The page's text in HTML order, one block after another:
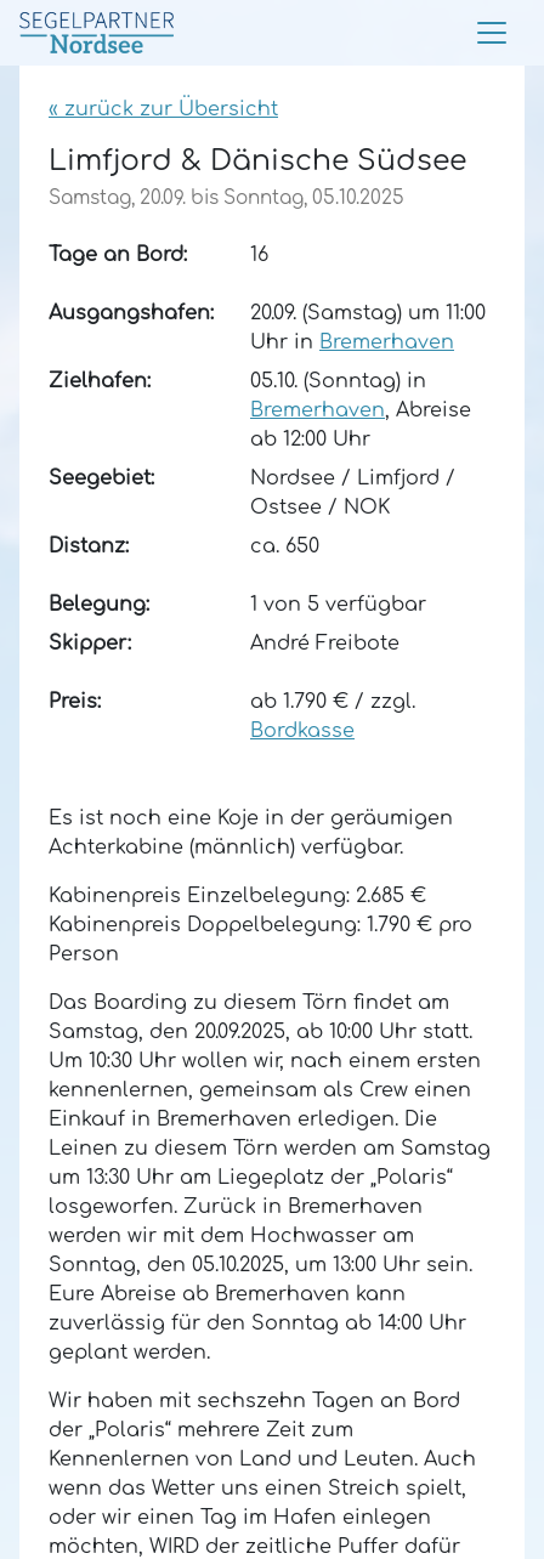
« zurück zur Übersicht
Limfjord & Dänische Südsee
Samstag, 20.09. bis Sonntag, 05.10.2025
Tage an Bord: 16
Ausgangshafen:
20.09. (Samstag) um 11:00
Uhr in Bremerhaven
Zielhafen:
05.10. (Sonntag) in
Bremerhaven, Abreise
ab 12:00 Uhr
Seegebiet:
Nordsee / Limfjord /
Ostsee / NOK
Distanz:
ca. 650
Belegung:
1 von 5 verfügbar
Skipper:
André Freibote
Preis: ab 1.790 € / zzgl.
Bordkasse
Es ist noch eine Koje in der geräumigen
Achterkabine (männlich) verfügbar.
Kabinenpreis Einzelbelegung: 2.685 €
Kabinenpreis Doppelbelegung: 1.790 € pro
Person
Das Boarding zu diesem Törn findet am
Samstag, den 20.09.2025, ab 10:00 Uhr statt.
Um 10:30 Uhr wollen wir, nach einem ersten
kennenlernen, gemeinsam als Crew einen
Einkauf in Bremerhaven erledigen. Die
Leinen zu diesem Törn werden am Samstag
um 13:30 Uhr am Liegeplatz der „Polaris“
losgeworfen. Zurück in Bremerhaven
werden wir mit dem Hochwasser am
Sonntag, den 05.10.2025, um 13:00 Uhr sein.
Eure Abreise ab Bremerhaven kann
zuverlässig für den Sonntag ab 14:00 Uhr
geplant werden.
Wir haben mit sechszehn Tagen an Bord
der „Polaris“ mehrere Zeit zum
Kennenlernen von Land und Leuten. Auch
wenn das Wetter uns einen Streich spielt,
oder wir einen Tag im Hafen einlegen
möchten, WIRD der zeitliche Puffer dafür